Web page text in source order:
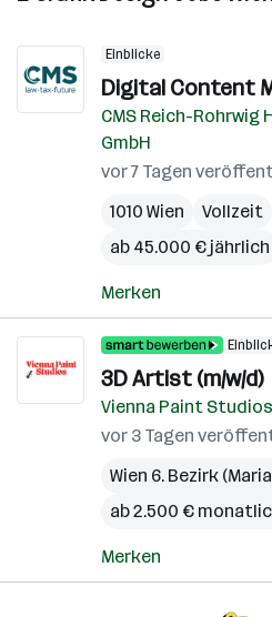
Einblicke
Digital Content
CMS Reich-Rohrwig
GmbH
vor 7 Tagen
1010 Wien
Vollzeit
ab 45.000 € jährlich
Merken
3D Artist (m/w/d)
Vienna Paint
vor 3 Tagen
Wien 6. Bezirk
ab 2.500 €
Merken